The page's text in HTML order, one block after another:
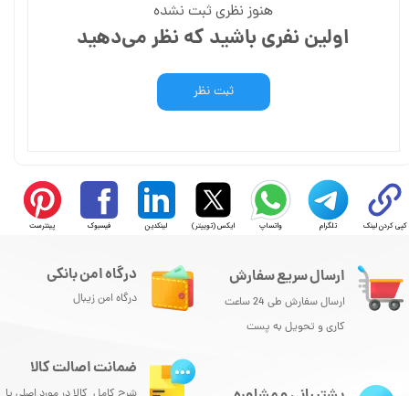
هنوز نظری ثبت نشده
اولین نفری باشید که نظر می‌دهید
ثبت نظر
کپی کردن لینک تلگرام واتساپ ایکس (توییتر) لینکدین فیسبوک پینترست
ارسال سریع سفارش
ارسال سفارش طی 24 ساعت
کاری و تحویل به پست
درگاه امن بانکی
درگاه امن زیبال
ضمانت اصالت کالا